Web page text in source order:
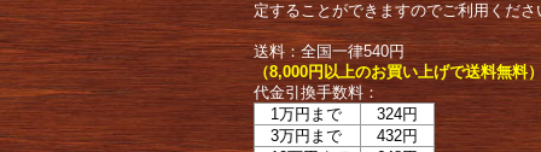
定することができますのでご利用くださ
送料：全国一律540円
（8,000円以上のお買い上げで送料無料
代金引換手数料：
1万円まで
324円
3万円まで
432円